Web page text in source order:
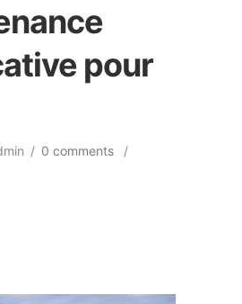
pour
/ 0 comments
/